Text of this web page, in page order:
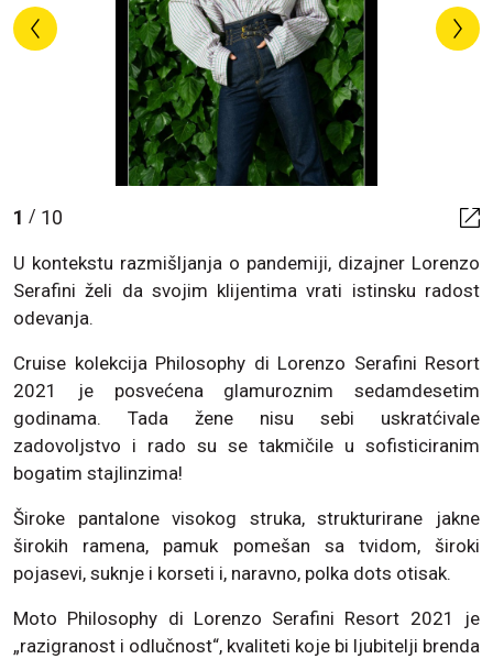
1 / 10
U kontekstu razmišljanja o pandemiji, dizajner Lorenzo
Serafini želi da svojim klijentima vrati istinsku radost
odevanja.
Cruise kolekcija Philosophy di Lorenzo Serafini Resort
2021 je posvećena glamuroznim sedamdesetim
godinama. Tada žene nisu sebi uskratćivale
zadovoljstvo i rado su se takmičile u sofisticiranim
bogatim stajlinzima!
Široke pantalone visokog struka, strukturirane jakne
širokih ramena, pamuk pomešan sa tvidom, široki
pojasevi, suknje i korseti i, naravno, polka dots otisak.
Moto Philosophy di Lorenzo Serafini Resort 2021 je
„razigranost i odlučnost“, kvaliteti koje bi ljubitelji brenda